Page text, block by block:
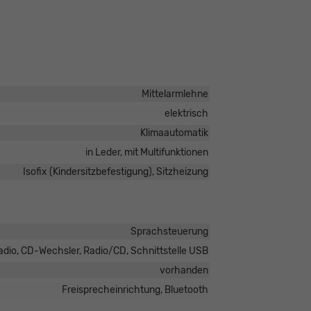
Mittelarmlehne
elektrisch
Klimaautomatik
in Leder, mit Multifunktionen
Isofix (Kindersitzbefestigung), Sitzheizung
Sprachsteuerung
CD-Wechsler, Radio/CD, Schnittstelle USB
vorhanden
Freisprecheinrichtung, Bluetooth